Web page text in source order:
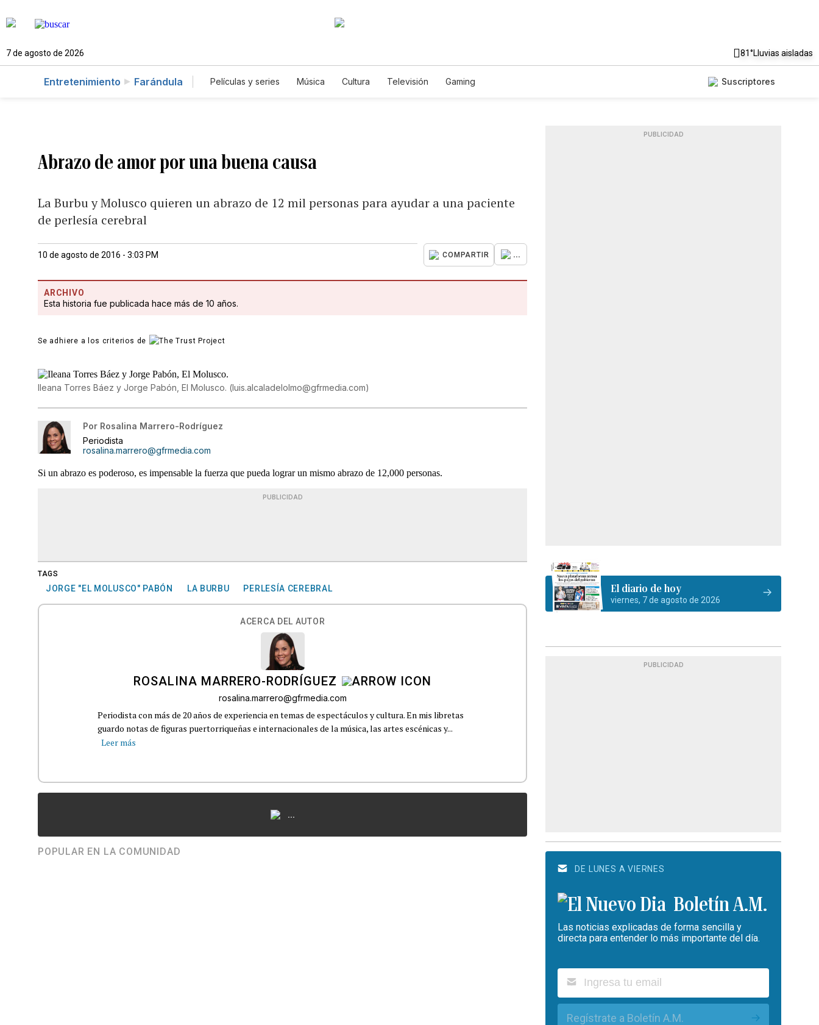
7 de agosto de 2026 81°Lluvias aisladas
Entretenimiento Farándula Películas y series Música Cultura Televisión Gaming Suscriptores
Abrazo de amor por una buena causa
La Burbu y Molusco quieren un abrazo de 12 mil personas para ayudar a una paciente
de perlesía cerebral
10 de agosto de 2016 - 3:03 PM COMPARTIR ...
ARCHIVO
Esta historia fue publicada hace más de 10 años.
Se adhiere a los criterios de
Ileana Torres Báez y Jorge Pabón, El Molusco. (luis.alcaladelolmo@gfrmedia.com)
Por Rosalina Marrero-Rodríguez
Periodista
rosalina.marrero@gfrmedia.com
Si un abrazo es poderoso, es impensable la fuerza que pueda lograr un mismo abrazo de 12,000 personas.
PUBLICIDAD
TAGS
JORGE "EL MOLUSCO" PABÓN LA BURBU PERLESÍA CEREBRAL
ACERCA DEL AUTOR
ROSALINA MARRERO-RODRÍGUEZ
rosalina.marrero@gfrmedia.com
Periodista con más de 20 años de experiencia en temas de espectáculos y cultura. En mis libretas
guardo notas de figuras puertorriqueñas e internacionales de la música, las artes escénicas y...
Leer más
...
POPULAR EN LA COMUNIDAD
PUBLICIDAD
El diario de hoy
viernes, 7 de agosto de 2026
PUBLICIDAD
DE LUNES A VIERNES
Boletín A.M.
Las noticias explicadas de forma sencilla y
directa para entender lo más importante del día.
Regístrate a Boletín A.M.